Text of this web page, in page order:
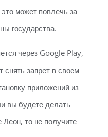
может повлечь за
государства.
через Google Play,
снять запрет в своем
приложений из
вы будете делать
Леон, то не получите